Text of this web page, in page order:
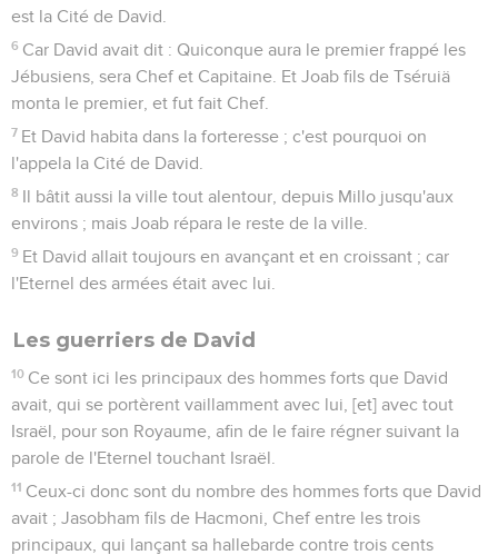
est la Cité de David.
6 Car David avait dit : Quiconque aura le premier frappé les
Jébusiens, sera Chef et Capitaine. Et Joab fils de Tséruiä
monta le premier, et fut fait Chef.
7 Et David habita dans la forteresse ; c'est pourquoi on
l'appela la Cité de David.
8 Il bâtit aussi la ville tout alentour, depuis Millo jusqu'aux
environs ; mais Joab répara le reste de la ville.
9 Et David allait toujours en avançant et en croissant ; car
l'Eternel des armées était avec lui.
Les guerriers de David
10 Ce sont ici les principaux des hommes forts que David
avait, qui se portèrent vaillamment avec lui, [et] avec tout
Israël, pour son Royaume, afin de le faire régner suivant la
parole de l'Eternel touchant Israël.
11 Ceux-ci donc sont du nombre des hommes forts que David
avait ; Jasobham fils de Hacmoni, Chef entre les trois
principaux, qui lançant sa hallebarde contre trois cents